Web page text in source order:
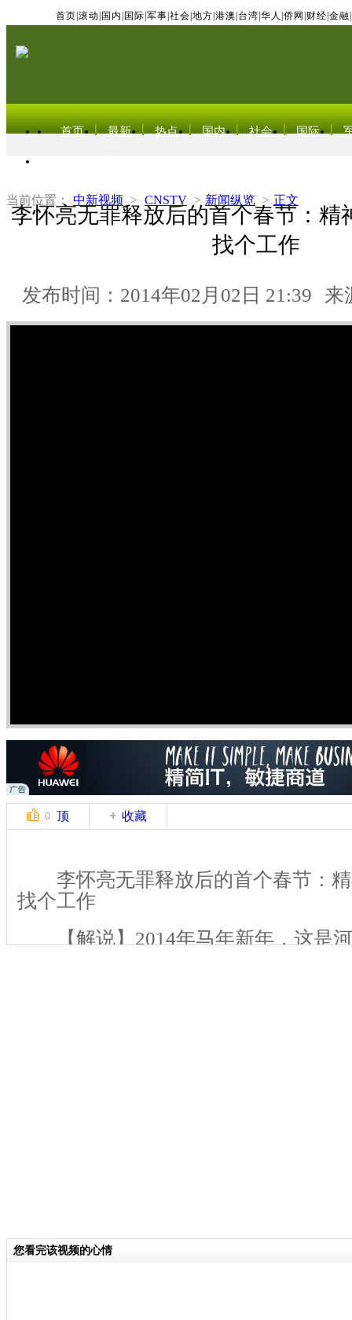
首页 滚动 国内 国际 军事 社会 地方 港澳 台湾 华人 侨网 财经 金融
首页 最新 热点 国内 社会 国际
当前位置： 中新视频 > CNSTV > 新闻纵览 > 正文
李怀亮无罪释放后的首个春节：精
找个工作
发布时间：2014年02月02日 21:39 来
0 顶 收藏
李怀亮无罪释放后的首个春节：精
找个工作
【解说】2014年马年新年，这是河
您看完该视频的心情